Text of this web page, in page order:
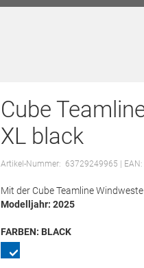
Cube
XL black
Artikel-Nummer: 63729249965 |
Mit der Cube Teamline
Modelljahr: 2025
FARBEN: BLACK